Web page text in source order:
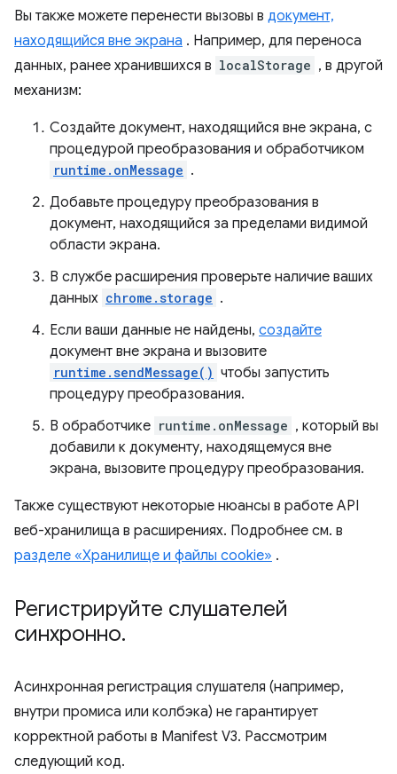
Вы также можете перенести вызовы в документ,
находящийся вне экрана . Например, для переноса
данных, ранее хранившихся в localStorage , в другой
механизм:
Создайте документ, находящийся вне экрана, с
процедурой преобразования и обработчиком
runtime.onMessage .
Добавьте процедуру преобразования в
документ, находящийся за пределами видимой
области экрана.
В службе расширения проверьте наличие ваших
данных chrome.storage .
Если ваши данные не найдены, создайте
документ вне экрана и вызовите
runtime.sendMessage() чтобы запустить
процедуру преобразования.
В обработчике runtime.onMessage , который вы
добавили к документу, находящемуся вне
экрана, вызовите процедуру преобразования.
Также существуют некоторые нюансы в работе API
веб-хранилища в расширениях. Подробнее см. в
разделе «Хранилище и файлы cookie» .
Регистрируйте слушателей
синхронно.
Асинхронная регистрация слушателя (например,
внутри промиса или колбэка) не гарантирует
корректной работы в Manifest V3. Рассмотрим
следующий код.